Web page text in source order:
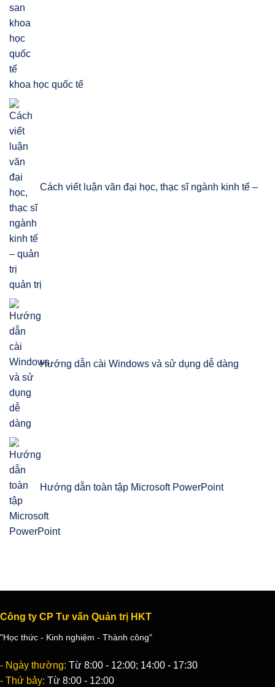
khoa học quốc tế
Cách viết luận văn đại học, thạc sĩ ngành kinh tế –
quản trị
Hướng dẫn cài Windows và sử dụng dễ dàng
Hướng dẫn toàn tập Microsoft PowerPoint
Công ty CP Tư vấn Quản trị HKT
"Học thức - Kinh nghiệm - Thành công"
- Ngày thường: Từ 8:00 - 12:00; 14:00 - 17:30
- Thứ bảy: Từ 8:00 - 12:00